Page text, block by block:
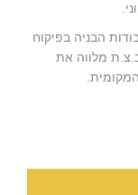
הבניה בפיקוח
ב.צ.ת מלווה את